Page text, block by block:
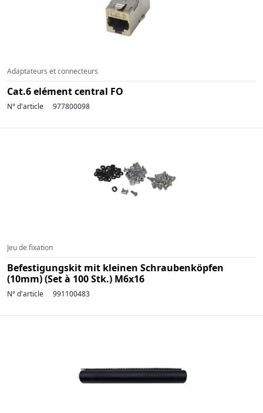
Adaptateurs et connecteurs
Cat.6 elément central FO
N° d'article 977800098
Jeu de fixation
Befestigungskit mit kleinen Schraubenköpfen
(10mm) (Set à 100 Stk.) M6x16
N° d'article 991100483